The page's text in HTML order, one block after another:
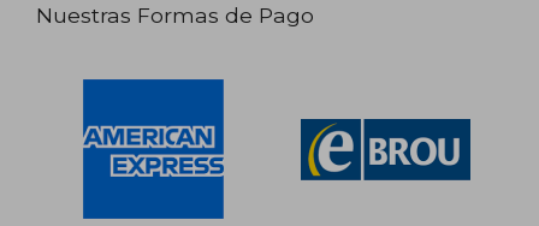
Nuestras Formas de Pago